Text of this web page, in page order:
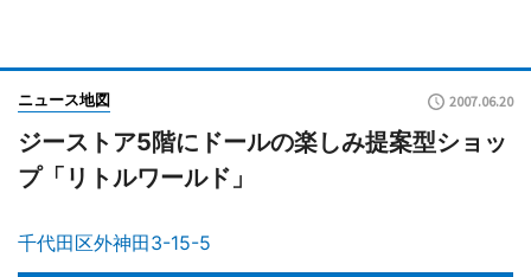
ニュース地図 2007.06.20
ジーストア5階にドールの楽しみ提案型ショッ
プ「リトルワールド」
千代田区外神田3-15-5